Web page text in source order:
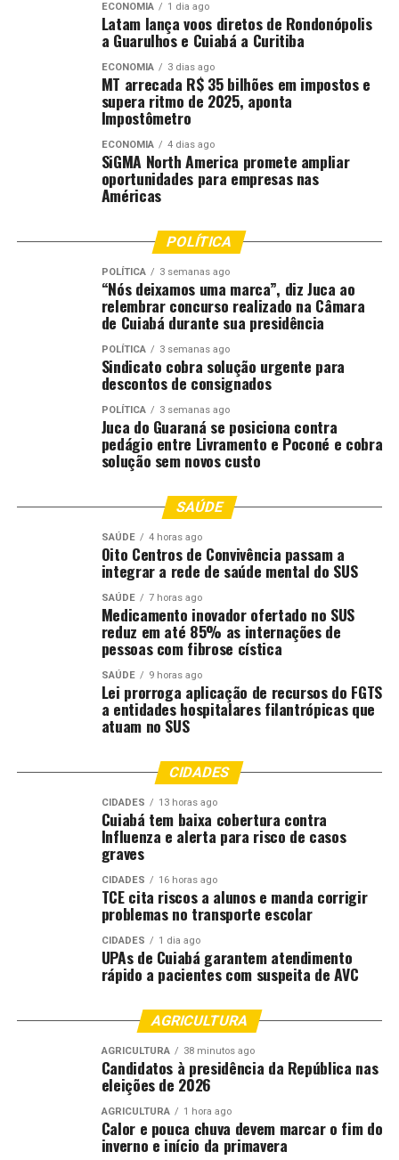
Nova sede do Corpo de Bombeiros vai garantir maior
integração e agilidade nos atendimentos
Estudantes da Rede Estadual de MT podem se inscrever
para o programa Jovem Senador 2026
ECONOMIA 1 dia ago
Latam lança voos diretos de Rondonópolis
a Guarulhos e Cuiabá a Curitiba
ECONOMIA 3 dias ago
MT arrecada R$ 35 bilhões em impostos e
supera ritmo de 2025, aponta
Impostômetro
ECONOMIA 4 dias ago
SiGMA North America promete ampliar
oportunidades para empresas nas
Américas
POLÍTICA
POLÍTICA 3 semanas ago
“Nós deixamos uma marca”, diz Juca ao
relembrar concurso realizado na Câmara
de Cuiabá durante sua presidência
POLÍTICA 3 semanas ago
Sindicato cobra solução urgente para
descontos de consignados
POLÍTICA 3 semanas ago
Juca do Guaraná se posiciona contra
pedágio entre Livramento e Poconé e cobra
solução sem novos custo
SAÚDE
SAÚDE 4 horas ago
Oito Centros de Convivência passam a
integrar a rede de saúde mental do SUS
SAÚDE 7 horas ago
Medicamento inovador ofertado no SUS
reduz em até 85% as internações de
pessoas com fibrose cística
SAÚDE 9 horas ago
Lei prorroga aplicação de recursos do FGTS
a entidades hospitalares filantrópicas que
atuam no SUS
CIDADES
CIDADES 13 horas ago
Cuiabá tem baixa cobertura contra
Influenza e alerta para risco de casos
graves
CIDADES 16 horas ago
TCE cita riscos a alunos e manda corrigir
problemas no transporte escolar
CIDADES 1 dia ago
UPAs de Cuiabá garantem atendimento
rápido a pacientes com suspeita de AVC
AGRICULTURA
AGRICULTURA 38 minutos ago
Candidatos à presidência da República nas
eleições de 2026
AGRICULTURA 1 hora ago
Calor e pouca chuva devem marcar o fim do
inverno e início da primavera